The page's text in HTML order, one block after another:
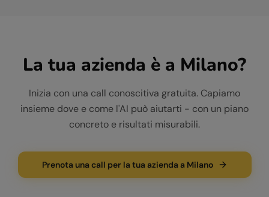
La tua azienda è a Milano?
Inizia con una call conoscitiva gratuita. Capiamo
insieme dove e come l'AI può aiutarti - con un piano
concreto e risultati misurabili.
Prenota una call per la tua azienda a Milano